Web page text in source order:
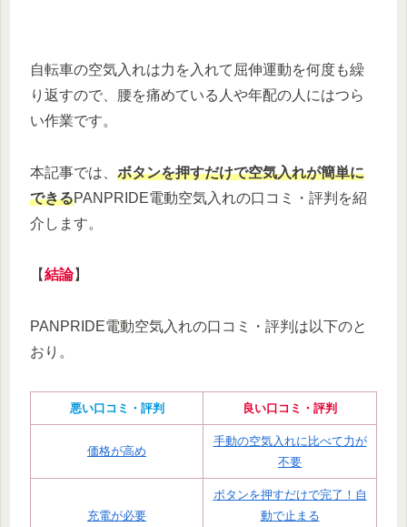
自転車の空気入れは力を入れて屈伸運動を何度も繰
り返すので、腰を痛めている人や年配の人にはつら
い作業です。
本記事では、 ボタンを押すだけで空気入れが簡単に
できるPANPRIDE電動空気入れの口コミ・評判を紹
介します。
【結論】
PANPRIDE電動空気入れの口コミ・評判は以下のと
おり。
悪い口コミ ・評判 良い口コミ ・評判
価格が高め
手動の空気入れに比べて力が
不要
充電が必要
ボタンを押すだけで完了！自
動で止まる